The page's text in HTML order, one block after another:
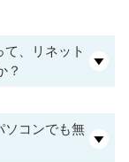
、リネット
？
ソコンでも無